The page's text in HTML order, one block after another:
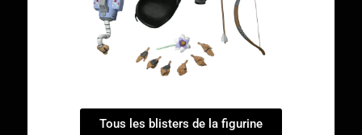
Tous les blisters de la figurine